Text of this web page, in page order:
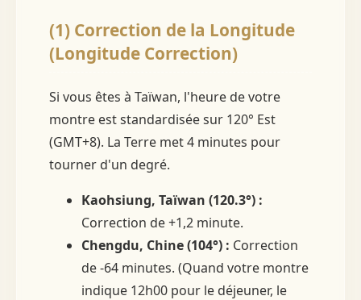
(1) Correction de la Longitude
(Longitude Correction)
Si vous êtes à Taïwan, l'heure de votre
montre est standardisée sur 120° Est
(GMT+8). La Terre met 4 minutes pour
tourner d'un degré.
Kaohsiung, Taïwan (120.3°) :
Correction de +1,2 minute.
Chengdu, Chine (104°) : Correction
de -64 minutes. (Quand votre montre
indique 12h00 pour le déjeuner, le